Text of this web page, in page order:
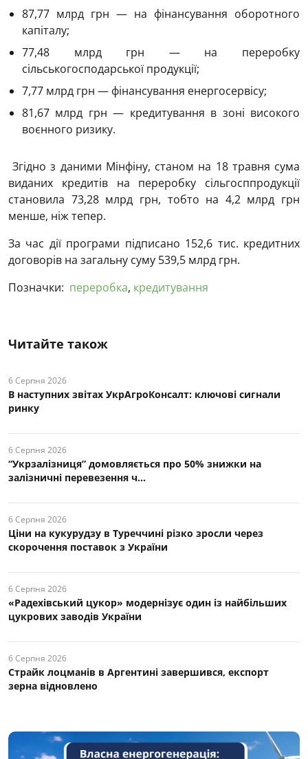
87,77 млрд грн — на фінансування оборотного
капіталу;
77,48 млрд грн — на переробку
сільськогосподарської продукції;
7,77 млрд грн — фінансування енергосервісу;
81,67 млрд грн — кредитування в зоні високого
воєнного ризику.
Згідно з даними Мінфіну, станом на 18 травня сума
виданих кредитів на переробку сільгосппродукції
становила 73,28 млрд грн, тобто на 4,2 млрд грн
менше, ніж тепер.
За час дії програми підписано 152,6 тис. кредитних
договорів на загальну суму 539,5 млрд грн.
Позначки: переробка, кредитування
Читайте також
6 Серпня 2026
В наступних звітах УкрАгроКонсалт: ключові cигнали
ринку
6 Серпня 2026
“Укрзалізниця” домовляється про 50% знижки на
залізничні перевезення ч...
6 Серпня 2026
Ціни на кукурудзу в Туреччині різко зросли через
скорочення поставок з України
6 Серпня 2026
«Радехівський цукор» модернізує один із найбільших
цукрових заводів України
6 Серпня 2026
Страйк лоцманів в Аргентині завершився, експорт
зерна відновлено